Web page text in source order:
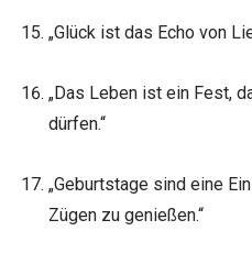
„Glück ist das Echo von
„Das Leben ist ein Fest,
dürfen.“
„Geburtstage sind eine
Zügen zu genießen.“